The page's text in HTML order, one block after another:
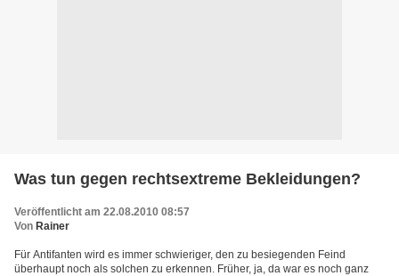
Was tun gegen rechtsextreme Bekleidungen?
Veröffentlicht am 22.08.2010 08:57
Von Rainer
Für Antifanten wird es immer schwieriger, den zu besiegenden Feind
überhaupt noch als solchen zu erkennen. Früher, ja, da war es noch ganz